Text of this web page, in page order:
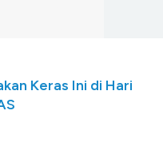
Keras Ini di Hari